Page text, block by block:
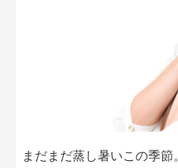
まだまだ蒸し暑いこの季節。